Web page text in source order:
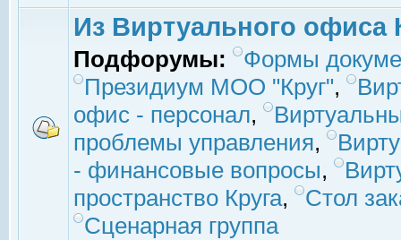
Из Виртуального офиса
Подфорумы:
Формы
Президиум МОО "Круг",
офис - персонал,
проблемы управления,
- финансовые вопросы,
пространство Круга,
Стол
Сценарная группа